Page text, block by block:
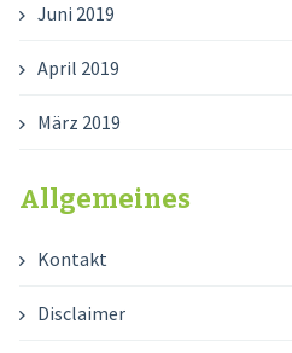
Juni 2019
April 2019
März 2019
Allgemeines
Kontakt
Disclaimer